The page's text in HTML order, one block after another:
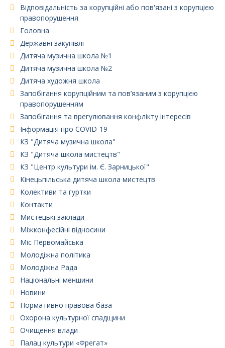
Відповідальність за корупційні або пов'язані з корупцією
правопорушення
Головна
Державні закупівлі
Дитяча музична школа №1
Дитяча музична школа №2
Дитяча художня школа
Запобігання корупційним та пов’язаним з корупцією
правопорушенням
Запобігання та врегулювання конфлікту інтересів
Інформація про COVID-19
КЗ "Дитяча музична школа"
КЗ "Дитяча школа мистецтв"
КЗ "Центр культури ім. Є. Зарницької"
Кінецьпільська дитяча школа мистецтв
Колективи та гуртки
Контакти
Мистецькі заклади
Міжконфесійні відносини
Міс Первомайська
Молодіжна політика
Молодіжна Рада
Національні меншини
Новини
Нормативно правова база
Охорона культурної спадщини
Очищення влади
Палац культури «Фрегат»